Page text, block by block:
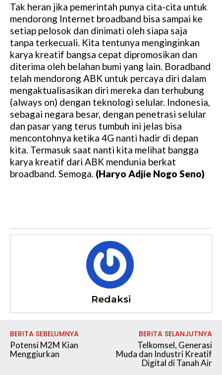
Tak heran jika pemerintah punya cita-cita untuk
mendorong Internet broadband bisa sampai ke
setiap pelosok dan dinimati oleh siapa saja
tanpa terkecuali. Kita tentunya menginginkan
karya kreatif bangsa cepat dipromosikan dan
diterima oleh belahan bumi yang lain. Boradband
telah mendorong ABK untuk percaya diri dalam
mengaktualisasikan diri mereka dan terhubung
(always on) dengan teknologi selular. Indonesia,
sebagai negara besar, dengan penetrasi selular
dan pasar yang terus tumbuh ini jelas bisa
mencontohnya ketika 4G nanti hadir di depan
kita. Termasuk saat nanti kita melihat bangga
karya kreatif dari ABK mendunia berkat
broadband. Semoga. (Haryo Adjie Nogo Seno)
Redaksi
BERITA SEBELUMNYA
Potensi M2M Kian
Menggiurkan
BERITA SELANJUTNYA
Telkomsel, Generasi
Muda dan Industri Kreatif
Digital di Tanah Air